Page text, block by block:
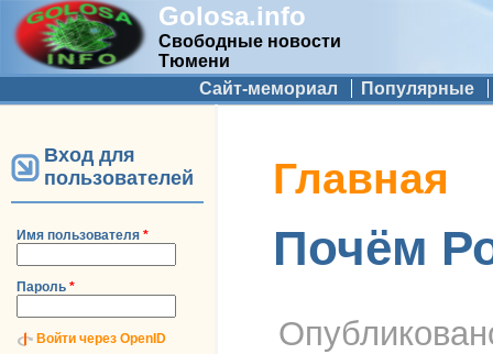
Golosa.info
Свободные новости
Тюмени
Дополнительное меню
Сайт-мемориал Популярные
Вход для
пользователей
Имя пользователя *
Пароль *
Войти через OpenID
Вы здесь
Главная
Почём